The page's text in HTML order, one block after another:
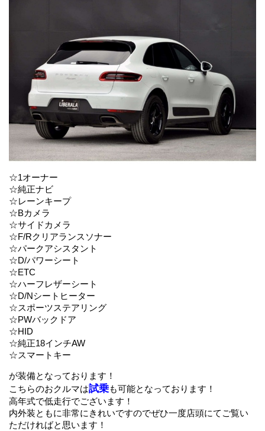
☆1オーナー
☆純正ナビ
☆レーンキープ
☆Bカメラ
☆サイドカメラ
☆F/Rクリアランスソナー
☆パークアシスタント
☆D/パワーシート
☆ETC
☆ハーフレザーシート
☆D/Nシートヒーター
☆スポーツステアリング
☆PWバックドア
☆HID
☆純正18インチAW
☆スマートキー
が装備となっております！
こちらのおクルマは試乗も可能となっております！
高年式で低走行でございます！
内外装ともに非常にきれいですのでぜひ一度店頭にてご覧い
ただければと思います！